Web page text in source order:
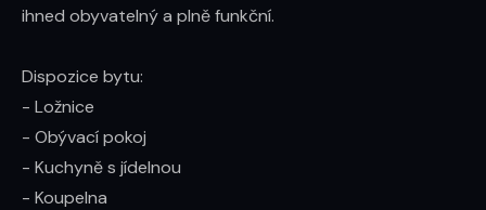
ihned obyvatelný a plně funkční.
Dispozice bytu:
- Ložnice
- Obývací pokoj
- Kuchyně s jídelnou
- Koupelna